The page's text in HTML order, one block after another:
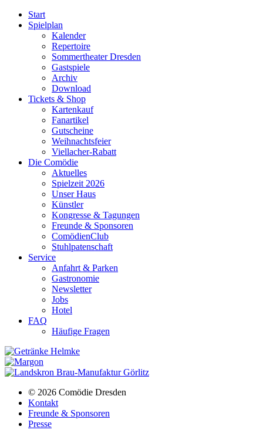
Start
Spielplan
Kalender
Repertoire
Sommertheater Dresden
Gastspiele
Archiv
Download
Tickets & Shop
Kartenkauf
Fanartikel
Gutscheine
Weihnachtsfeier
Viellacher-Rabatt
Die Comödie
Aktuelles
Spielzeit 2026
Unser Haus
Künstler
Kongresse & Tagungen
Freunde & Sponsoren
ComödienClub
Stuhlpatenschaft
Service
Anfahrt & Parken
Gastronomie
Newsletter
Jobs
Hotel
FAQ
Häufige Fragen
© 2026 Comödie Dresden
Kontakt
Freunde & Sponsoren
Presse